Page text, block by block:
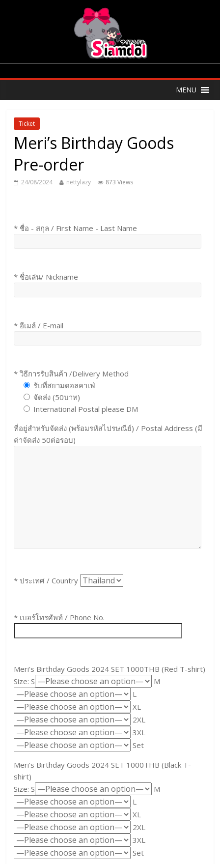
MENU
Ticket
Meri’s Birthday Goods
Pre-order
24/08/2024 nettylazy 873 Views
* ชื่อ - สกุล / First Name - Last Name
* ชื่อเล่น/ Nickname
* อีเมล์ / E-mail
* วิธีการรับสินค้า /Delivery Method
รับที่สยามดอลคาเฟ่
จัดส่ง (50บาท)
International Postal please DM
ที่อยู่สำหรับจัดส่ง (พร้อมรหัสไปรษณีย์) / Postal Address (มี
ค่าจัดส่ง 50ต่อรอบ)
* ประเทศ / Country
* เบอร์โทรศัพท์ / Phone No.
Meri's Birthday Goods 2024 SET 1000THB (Red T-shirt)
Size: S
M
L
XL
2XL
3XL
Set
Meri's Birthday Goods 2024 SET 1000THB (Black T-
shirt)
Size: S
M
L
XL
2XL
3XL
Set